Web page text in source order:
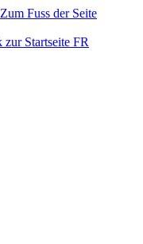
Zum Fuss der Seite
FR